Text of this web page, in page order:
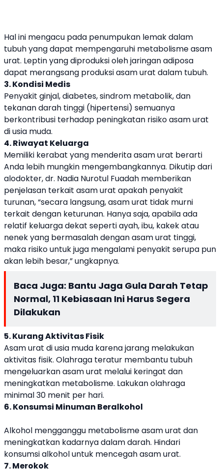
Hal ini mengacu pada penumpukan lemak dalam
tubuh yang dapat mempengaruhi metabolisme asam
urat. Leptin yang diproduksi oleh jaringan adiposa
dapat merangsang produksi asam urat dalam tubuh.
3. Kondisi Medis
Penyakit ginjal, diabetes, sindrom metabolik, dan
tekanan darah tinggi (hipertensi) semuanya
berkontribusi terhadap peningkatan risiko asam urat
di usia muda.
4. Riwayat Keluarga
Memiliki kerabat yang menderita asam urat berarti
Anda lebih mungkin mengembangkannya. Dikutip dari
alodokter, dr. Nadia Nurotul Fuadah memberikan
penjelasan terkait asam urat apakah penyakit
turunan, “secara langsung, asam urat tidak murni
terkait dengan keturunan. Hanya saja, apabila ada
relatif keluarga dekat seperti ayah, ibu, kakek atau
nenek yang bermasalah dengan asam urat tinggi,
maka risiko untuk juga mengalami penyakit serupa pun
akan lebih besar,” ungkapnya.
Baca Juga: Bantu Jaga Gula Darah Tetap
Normal, 11 Kebiasaan Ini Harus Segera
Dilakukan
5. Kurang Aktivitas Fisik
Asam urat di usia muda karena jarang melakukan
aktivitas fisik. Olahraga teratur membantu tubuh
mengeluarkan asam urat melalui keringat dan
meningkatkan metabolisme. Lakukan olahraga
minimal 30 menit per hari.
6. Konsumsi Minuman Beralkohol
Alkohol mengganggu metabolisme asam urat dan
meningkatkan kadarnya dalam darah. Hindari
konsumsi alkohol untuk mencegah asam urat.
7. Merokok